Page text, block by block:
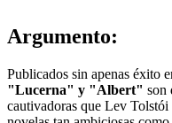
Argumento:
Publicados sin apenas éxito
"Lucerna" y "Albert" son
cautivadoras que Lev Tolstói